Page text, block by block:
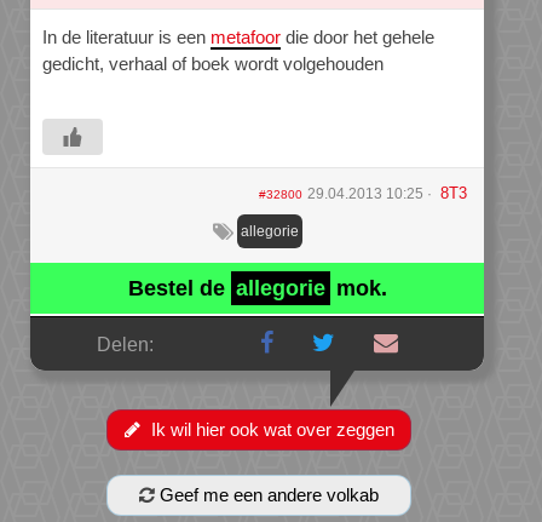
In de literatuur is een metafoor die door het gehele
gedicht, verhaal of boek wordt volgehouden
#32800 29.04.2013 10:25 8T3
allegorie
Bestel de allegorie mok.
Delen:
Ik wil hier ook wat over zeggen
Geef me een andere volkab